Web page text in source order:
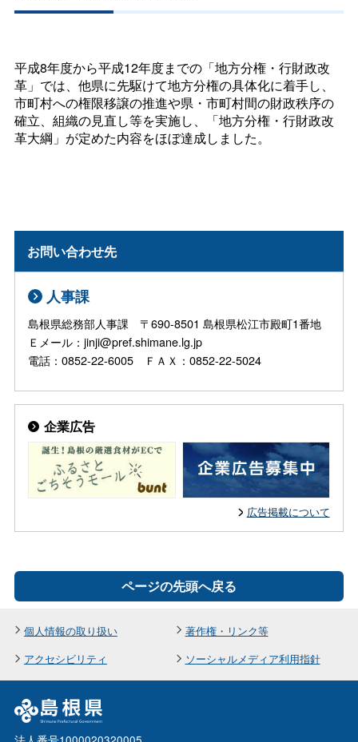
平成8年度から平成12年度までの「地方分権・行財政改
革」では、他県に先駆けて地方分権の具体化に着手し、
市町村への権限移譲の推進や県・市町村間の財政秩序の
確立、組織の見直し等を実施し、「地方分権・行財政改
革大綱」が定めた内容をほぼ達成しました。
お問い合わせ先
人事課
島根県総務部人事課 〒690-8501 島根県松江市殿町1番地
Ｅメール：jinji@pref.shimane.lg.jp
電話：0852-22-6005 ＦＡＸ：0852-22-5024
企業広告
広告掲載について
ページの先頭へ戻る
個人情報の取り扱い
著作権・リンク等
アクセシビリティ
ソーシャルメディア利用指針